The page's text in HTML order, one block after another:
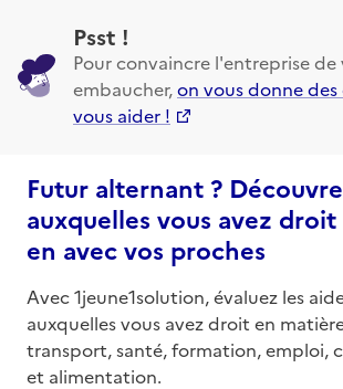
Psst !
Pour convaincre l'entreprise de
embaucher,on vous donne
vous aider !
Futur alternant ?
auxquelles vous avez
en avec vos proches
Avec 1jeune1solution, évaluez les
auxquelles vous avez droit en
transport, santé, formation, emploi,
et alimentation.